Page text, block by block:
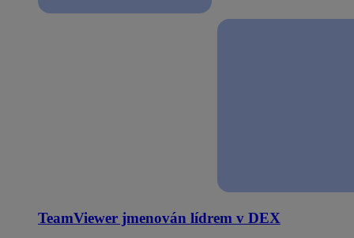
TeamViewer jmenován lídrem v DEX